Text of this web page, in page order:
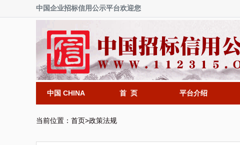
中国企业招标信用公示平台欢迎您
中国 CHINA 首 页 平台介绍
当前位置： 首页>政策法规